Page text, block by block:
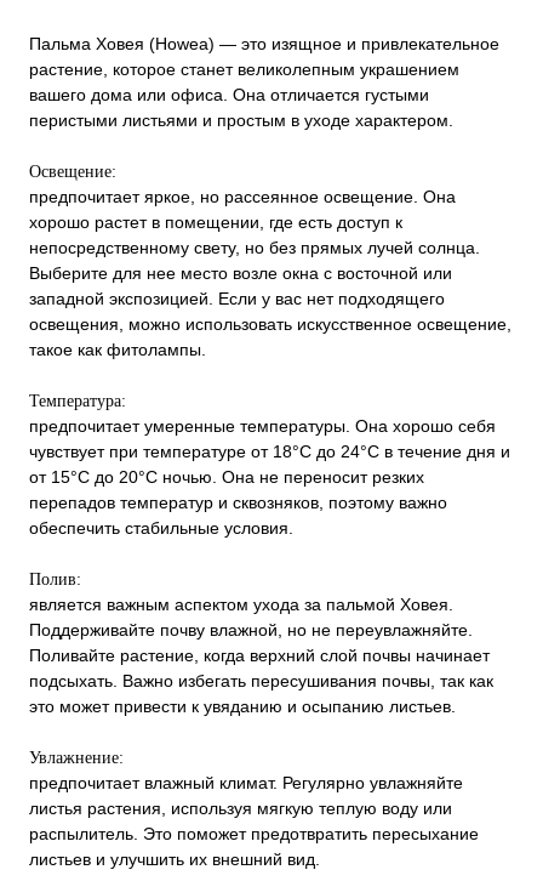
Пальма Ховея (Howea) — это изящное и привлекательное
растение, которое станет великолепным украшением
вашего дома или офиса. Она отличается густыми
перистыми листьями и простым в уходе характером.
Освещение:
предпочитает яркое, но рассеянное освещение. Она
хорошо растет в помещении, где есть доступ к
непосредственному свету, но без прямых лучей солнца.
Выберите для нее место возле окна с восточной или
западной экспозицией. Если у вас нет подходящего
освещения, можно использовать искусственное освещение,
такое как фитолампы.
Температура:
предпочитает умеренные температуры. Она хорошо себя
чувствует при температуре от 18°C до 24°C в течение дня и
от 15°C до 20°C ночью. Она не переносит резких
перепадов температур и сквозняков, поэтому важно
обеспечить стабильные условия.
Полив:
является важным аспектом ухода за пальмой Ховея.
Поддерживайте почву влажной, но не переувлажняйте.
Поливайте растение, когда верхний слой почвы начинает
подсыхать. Важно избегать пересушивания почвы, так как
это может привести к увяданию и осыпанию листьев.
Увлажнение:
предпочитает влажный климат. Регулярно увлажняйте
листья растения, используя мягкую теплую воду или
распылитель. Это поможет предотвратить пересыхание
листьев и улучшить их внешний вид.